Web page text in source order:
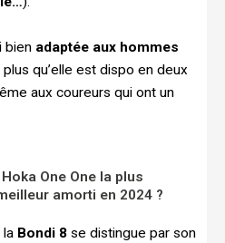
bien adaptée aux hommes
plus qu’elle est dispo en deux
aux coureurs qui ont un
One One la plus
amorti en 2024 ?
la Bondi 8 se distingue par son